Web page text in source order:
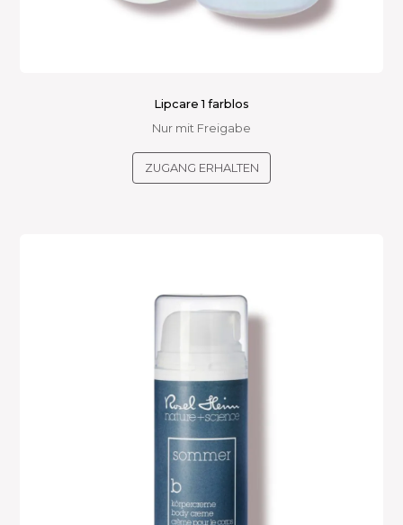
Lipcare 1 farblos
Nur mit Freigabe
ZUGANG ERHALTEN